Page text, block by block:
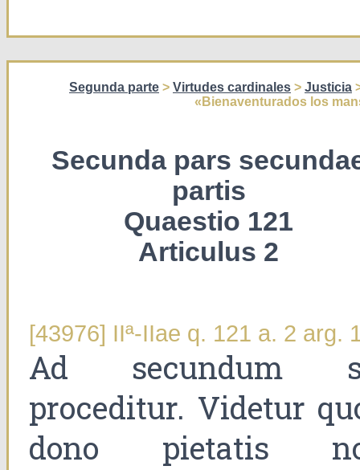
Segunda parte > Virtudes cardinales > Justicia
«Bienaventurados los
Secunda pars
partis
Quaestio 121
Articulus 2
[43976] IIª-IIae q. 121 a. 2 arg.
Ad secundum
proceditur. Videtur
dono pietatis